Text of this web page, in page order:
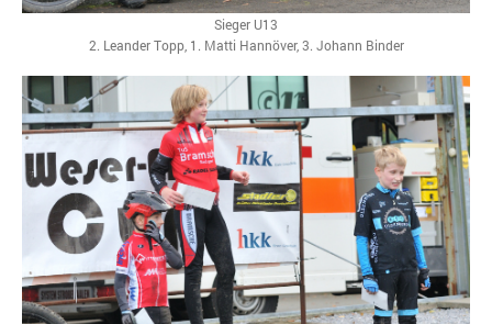
Sieger U13
2. Leander Topp, 1. Matti Hannöver, 3. Johann Binder